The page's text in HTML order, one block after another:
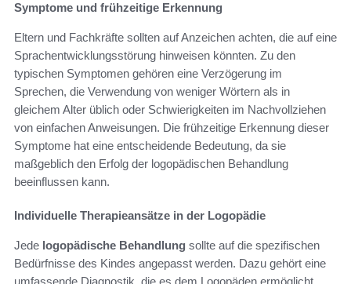
Symptome und frühzeitige Erkennung
Eltern und Fachkräfte sollten auf Anzeichen achten, die auf eine
Sprachentwicklungsstörung hinweisen könnten. Zu den
typischen Symptomen gehören eine Verzögerung im
Sprechen, die Verwendung von weniger Wörtern als in
gleichem Alter üblich oder Schwierigkeiten im Nachvollziehen
von einfachen Anweisungen. Die frühzeitige Erkennung dieser
Symptome hat eine entscheidende Bedeutung, da sie
maßgeblich den Erfolg der logopädischen Behandlung
beeinflussen kann.
Individuelle Therapieansätze in der Logopädie
Jede logopädische Behandlung sollte auf die spezifischen
Bedürfnisse des Kindes angepasst werden. Dazu gehört eine